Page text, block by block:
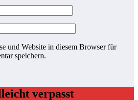
und Website in diesem Browser für
speichern.
verpasst